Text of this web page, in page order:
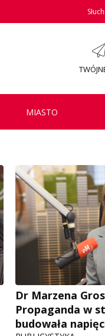
MIASTO
Dr Marzena
Propaganda w
budowała